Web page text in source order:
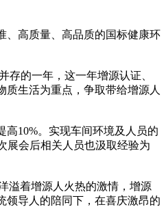
、高质量、高品质的国标健康环
存的一年，这一年增源认证、
生活为重点，争取带给增源人
高10%。实现车间环境及人员的
展会后相关人员也汲取经验为
溢着增源人火热的激情，增源
领导人的陪同下，在喜庆激昂的